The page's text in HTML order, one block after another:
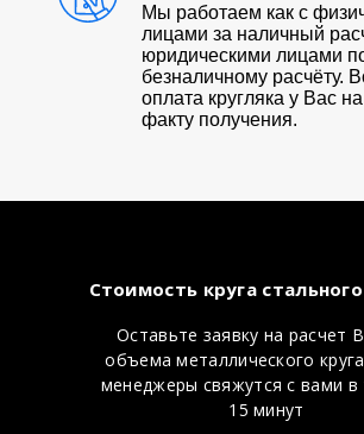
Мы работаем как с
лицами за наличный
юридическими лицами
безналичному расчёту.
оплата кругляка у Вас
факту получения.
Стоимость круга
Оставьте заявку на расчет
объема металлического
менеджеры свяжутся с вами в
15 минут